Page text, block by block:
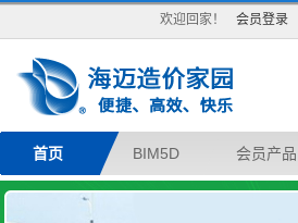
欢迎回家！ 会员登录
首页 BIM5D 会员产品